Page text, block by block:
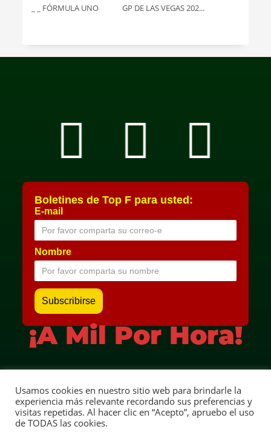
_ _ FÓRMULA UNO GP DE LAS VEGAS 202...
Boletines de Top F para usted:
E-mail
Nombre
¡A Mil Por Hora!
Aviso Legal
Ángelo della Corsa | TOP F | ¡A Mil Por Hora! | Copyright ©
Usamos cookies en nuestro sitio web para brindarle la
experiencia más relevante recordando sus preferencias y
visitas repetidas. Al hacer clic en “Acepto”, apruebo el uso
de TODAS las cookies.